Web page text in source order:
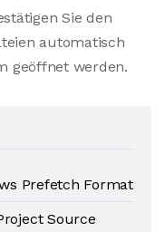
Sie den
automatisch
geöffnet werden.
Prefetch Format
Source